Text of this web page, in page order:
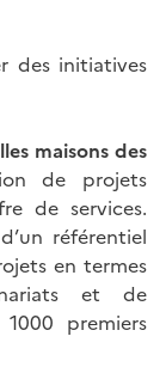
des initiatives
maisons des
de projets
de services.
référentiel
en termes
et de
premiers